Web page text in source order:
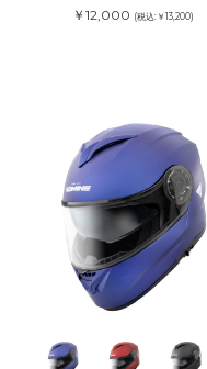
￥12,000 (税込:￥13,200)